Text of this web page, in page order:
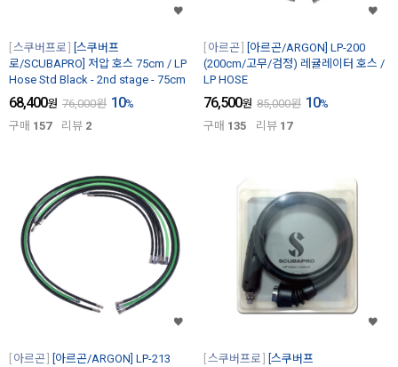
스쿠버프로
[스쿠버프
로/SCUBAPRO] 저압 호스 75cm / LP
Hose Std Black - 2nd stage - 75cm
68,400원 76,000원 10%
구매 157 리뷰 2
아르곤
[아르곤/ARGON] LP-200
(200cm/고무/검정) 레귤레이터 호스 /
LP HOSE
76,500원 85,000원 10%
구매 135 리뷰 17
아르곤
[아르곤/ARGON] LP-213
스쿠버프로
[스쿠버프